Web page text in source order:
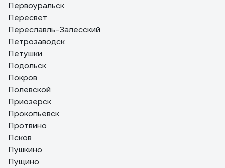
Первоуральск
Пересвет
Переславль-Залесский
Петрозаводск
Петушки
Подольск
Покров
Полевской
Приозерск
Прокопьевск
Протвино
Псков
Пушкино
Пущино